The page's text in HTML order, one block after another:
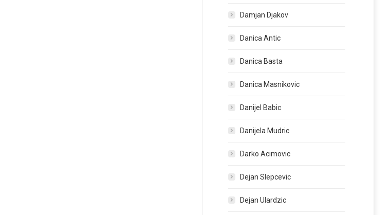
Damjan Djakov
Danica Antic
Danica Basta
Danica Masnikovic
Danijel Babic
Danijela Mudric
Darko Acimovic
Dejan Slepcevic
Dejan Ulardzic